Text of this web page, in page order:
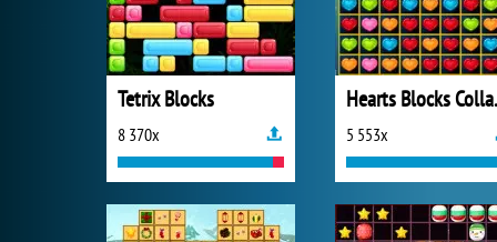
Tetrix Blocks
8 370x 5 553x